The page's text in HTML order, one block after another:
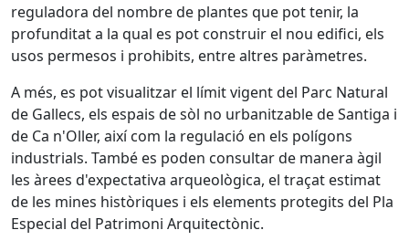
reguladora del nombre de plantes que pot tenir, la
profunditat a la qual es pot construir el nou edifici, els
usos permesos i prohibits, entre altres paràmetres.
A més, es pot visualitzar el límit vigent del Parc Natural
de Gallecs, els espais de sòl no urbanitzable de Santiga i
de Ca n'Oller, així com la regulació en els polígons
industrials. També es poden consultar de manera àgil
les àrees d'expectativa arqueològica, el traçat estimat
de les mines històriques i els elements protegits del Pla
Especial del Patrimoni Arquitectònic.